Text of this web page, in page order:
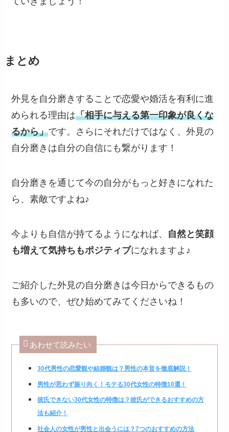
まとめ
外見を自分磨きすることで恋愛や婚活を有利に進
められる理由は「相手に与える第一印象が良くな
るから」です。さらにそれだけではなく、外見の
自分磨きは自分の自信にも繋がります！
自分磨きを通じて今の自分がもっと好きになれた
ら、素敵ですよね♪
今よりも自信が持てるようになれば、 自然と笑顔
も増えて気持ちもポジティブになれますよ♪
ご紹介した外見の自分磨きは今日からできるもの
も多いので、ぜひ始めてみてくださいね！
あわせて読みたい
30代男性の恋愛観や結婚観は？男性の本音を徹底解説！
男性が思わず振り向く！モテる30代女性の特徴10選！
彼氏できない30代女性の特徴は？彼氏ができるおすすめの方
法も紹介！
社会人の女性が男性と出会うには？7つのおすすめの方法